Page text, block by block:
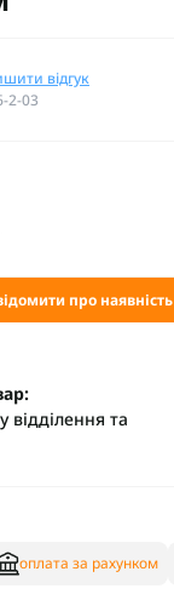
відгук
2-03
про наявність
та
оплата за рахунком